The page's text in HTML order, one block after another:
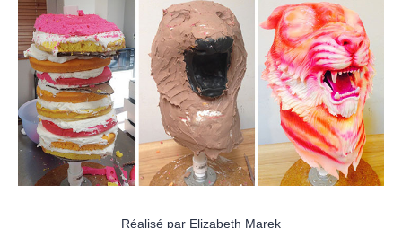
Réalisé par Elizabeth Marek